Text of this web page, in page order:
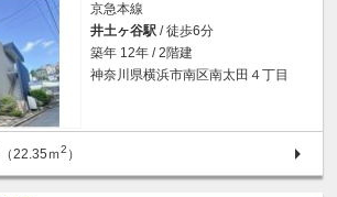
京急本線
井土ヶ谷駅 / 徒歩6分
築年 12年 / 2階建
神奈川県横浜市南区南太田４丁目
22.35ｍ2 ）